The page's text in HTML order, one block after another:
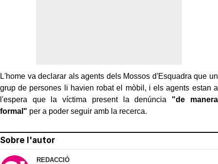
L'home va declarar als agents dels Mossos d'Esquadra que un
grup de persones li havien robat el mòbil, i els agents estan a
l'espera que la víctima present la denúncia "de manera
formal" per a poder seguir amb la recerca.
Sobre l'autor
REDACCIÓ